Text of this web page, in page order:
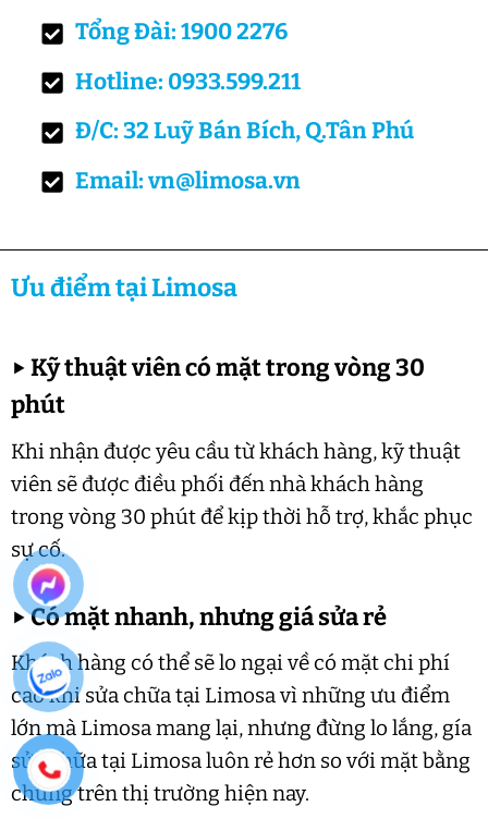
Tổng Đài: 1900 2276
Hotline: 0933.599.211
Đ/C: 32 Luỹ Bán Bích, Q.Tân Phú
Email: vn@limosa.vn
Ưu điểm tại Limosa
▶Kỹ thuật viên có mặt trong vòng 30
phút
Khi nhận được yêu cầu từ khách hàng, kỹ thuật
viên sẽ được điều phối đến nhà khách hàng
trong vòng 30 phút để kịp thời hỗ trợ, khắc phục
sự cố.
▶Có mặt nhanh, nhưng giá sửa rẻ
Khách hàng có thể sẽ lo ngại về có mặt chi phí
cao khi sửa chữa tại Limosa vì những ưu điểm
lớn mà Limosa mang lại, nhưng đừng lo lắng, gía
sửa chữa tại Limosa luôn rẻ hơn so với mặt bằng
chung trên thị trường hiện nay.